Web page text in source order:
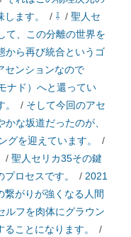
ます。
/ ⇩ / 聖人セ
て、この分離の世界を
から再び統合というゴ
センションなので
ナド）へと還ってい
/ そして今回のアセ
かな坂道だったのが、
グを迎えています。
/
/ 聖人セリカ35その鍵
ロセスです。
/ 2021
繋がりが強くなる人間
ルフを肉体にグラウン
ことになります。
/